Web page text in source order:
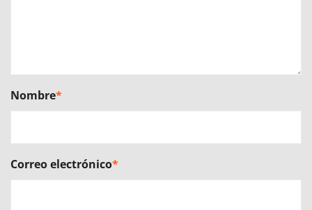
Nombre*
Correo electrónico*